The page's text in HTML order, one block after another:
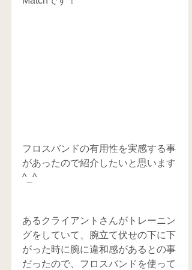
フロスバンドの有用性を実感する事
があったので紹介したいと思います
^_^
あるクライアントさんがトレーニン
グをしていて、腕立て伏せの下に下
がった時に腕に違和感があるとの事
だったので、フロスバンドを使って